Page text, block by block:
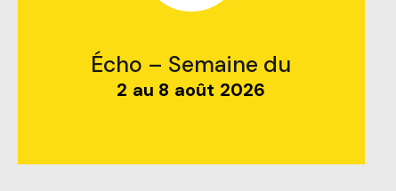
Écho – Semaine du
2 au 8 août 2026